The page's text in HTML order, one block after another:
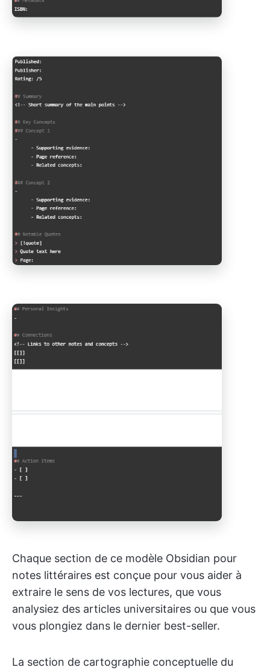
Chaque section de ce modèle Obsidian pour
notes littéraires est conçue pour vous aider à
extraire le sens de vos lectures, que vous
analysiez des articles universitaires ou que vous
vous plongiez dans le dernier best-seller.
La section de cartographie conceptuelle du